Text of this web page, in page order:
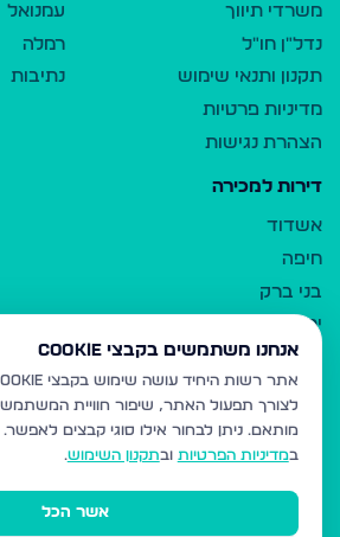
משרדי תיווך
נדל"ן חו"ל
תקנון ותנאי שימוש
מדיניות פרטיות
הצהרת נגישות
עמנואל
רמלה
נתיבות
דירות למכירה
אשדוד
חיפה
בני ברק
ירושלים
אלעד
גבעת זאב
בית שמש
רכסים
מודיעין עילית
אנחנו משתמשים בקבצי Cookie
לצורך תפעול האתר, שיפור חוויית המשתמש,
מותאם. ניתן לבחור אילו סוגי קבצים
במדיניות הפרטיות ובתקנון השימוש.
אשר הכל